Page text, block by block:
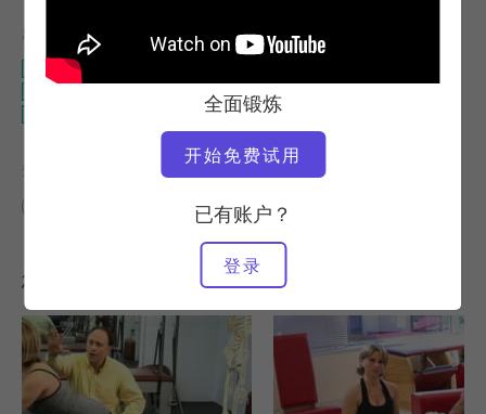
全面锻炼
开始免费试用
已有账户？
登录
所需设备
塔楼
凯迪拉克
查找类似课程
塔楼 凯迪拉克
您可能喜欢的其他锻炼